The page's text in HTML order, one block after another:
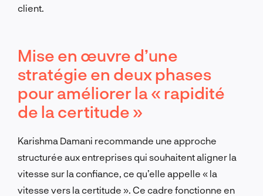
client.
Mise en œuvre d’une
stratégie en deux phases
pour améliorer la « rapidité
de la certitude »
Karishma Damani recommande une approche
structurée aux entreprises qui souhaitent aligner la
vitesse sur la confiance, ce qu’elle appelle « la
vitesse vers la certitude ». Ce cadre fonctionne en